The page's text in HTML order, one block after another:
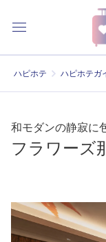
ハピホテ ハピホテガ
和モダンの静寂に
フラワーズ